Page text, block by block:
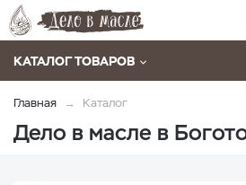
КАТАЛОГ ТОВАРОВ
Главная Каталог
Дело в масле в